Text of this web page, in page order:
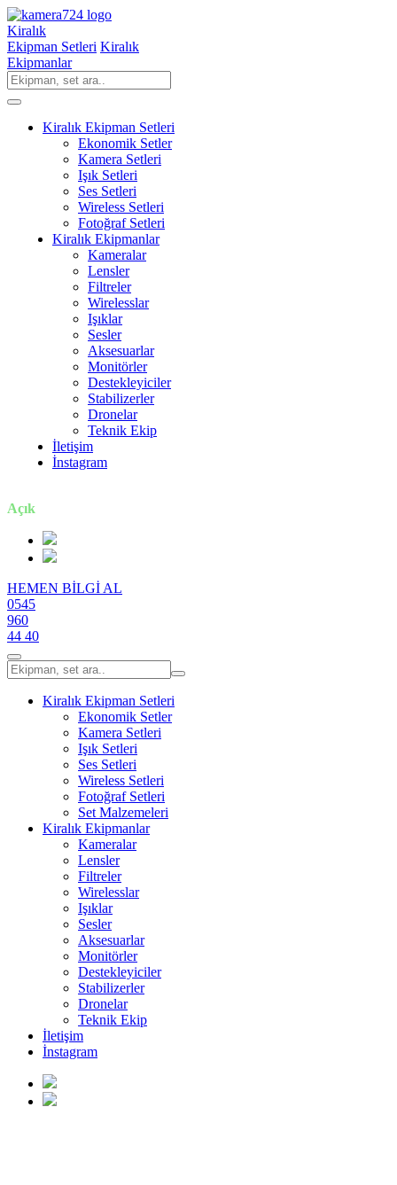
Kiralık
Ekipman Setleri Kiralık
Ekipmanlar
Kiralık Ekipman Setleri
Ekonomik Setler
Kamera Setleri
Işık Setleri
Ses Setleri
Wireless Setleri
Fotoğraf Setleri
Kiralık Ekipmanlar
Kameralar
Lensler
Filtreler
Wirelesslar
Işıklar
Sesler
Aksesuarlar
Monitörler
Destekleyiciler
Stabilizerler
Dronelar
Teknik Ekip
İletişim
İnstagram
Açık
HEMEN BİLGİ AL
0545
960
44 40
Kiralık Ekipman Setleri
Ekonomik Setler
Kamera Setleri
Işık Setleri
Ses Setleri
Wireless Setleri
Fotoğraf Setleri
Set Malzemeleri
Kiralık Ekipmanlar
Kameralar
Lensler
Filtreler
Wirelesslar
Işıklar
Sesler
Aksesuarlar
Monitörler
Destekleyiciler
Stabilizerler
Dronelar
Teknik Ekip
İletişim
İnstagram